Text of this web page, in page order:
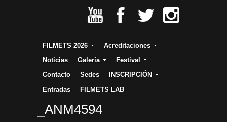
FILMETS 2026
Acreditaciones
Noticias
Galería
Festival
Contacto
Sedes
INSCRIPCIÓN
Entradas
FILMETS LAB
_ANM4594